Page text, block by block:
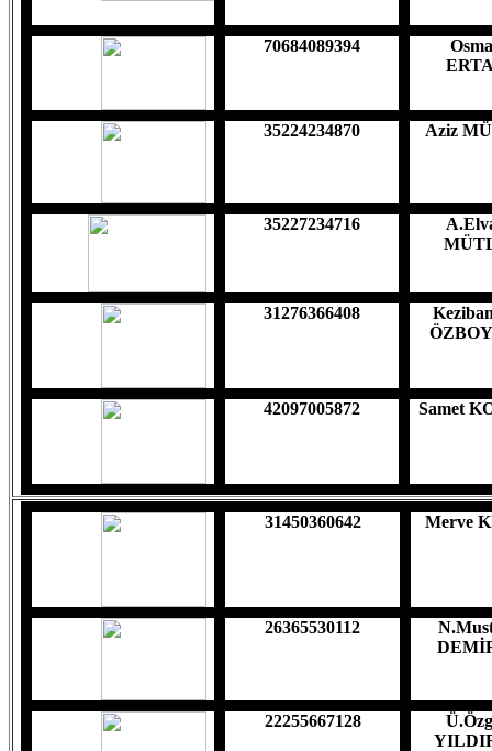
70684089394
35224234870 Aziz
35227234716
31276366408
42097005872 Samet
31450360642 Merve
26365530112
22255667128